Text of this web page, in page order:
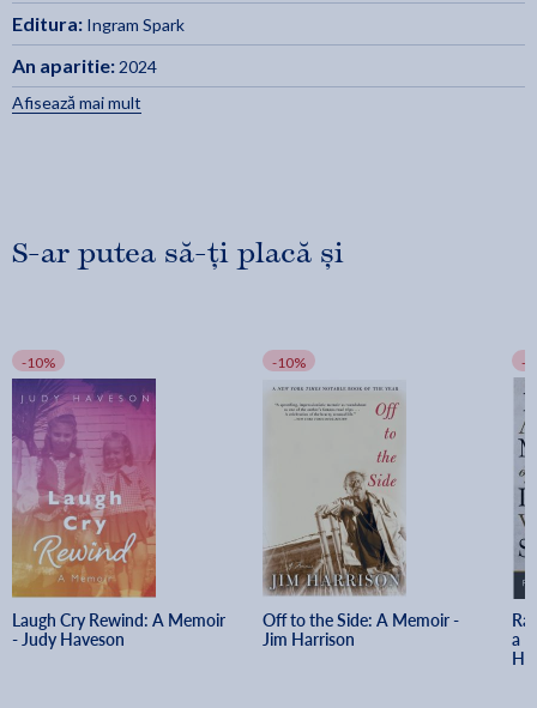
Editura: Ingram Spark
An aparitie: 2024
Afisează mai mult
S-ar putea să-ți placă și
-10%
Laugh Cry Rewind: A Memoir
- Judy Haveson
-10%
Off to the Side: A Memoir -
Jim Harrison
-
a